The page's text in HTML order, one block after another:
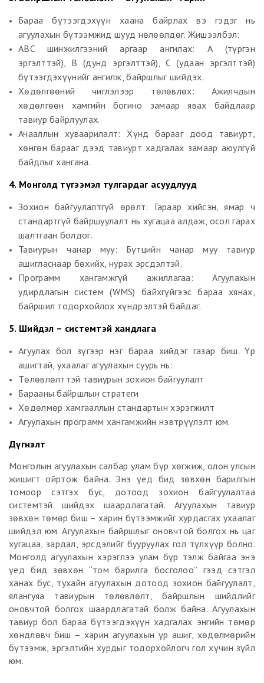
Бараа бүтээгдэхүүн хаана байрлах вэ гэдэг нь
агуулахын бүтээмжид шууд нөлөөлдөг. Жишээлбэл:
ABC шинжилгээний аргаар ангилах: А (түргэн
эргэлттэй), B (дунд эргэлттэй), C (удаан эргэлттэй)
бүтээгдэхүүнийг ангилж, байршлыг шийдэх.
Хөдөлгөөний чиглэлээр төлөвлөх: Ажилчдын
хөдөлгөөн хамгийн богино замаар явах байдлаар
тавиур байрлуулах.
Ачааллын хуваарилалт: Хүнд барааг доод тавиурт,
хөнгөн барааг дээд тавиурт хадгалах замаар аюулгүй
байдлыг хангана.
4. Монголд түгээмэл тулгардаг асуудлууд
Зохион байгуулалтгүй өрөлт: Гараар хийсэн, ямар ч
стандартгүй байршуулалт нь хугацаа алдаж, осол гарах
шалтгаан болдог.
Тавиурын чанар муу: Бүтцийн чанар муу тавиур
ашигласнаар бөхийх, нурах эрсдэлтэй.
Программ хангамжгүй ажиллагаа: Агуулахын
удирдлагын систем (WMS) байхгүйгээс бараа хянах,
байршил тодорхойлох хүндрэлтэй байдаг.
5. Шийдэл – системтэй хандлага
Агуулах бол зүгээр нэг бараа хийдэг газар биш. Үр
ашигтай, ухаалаг агуулахын суурь нь:
Төлөвлөлттэй тавиурын зохион байгуулалт
Барааны байршлын стратеги
Хөдөлмөр хамгааллын стандартын хэрэгжилт
Агуулахын программ хангамжийн нэвтрүүлэлт юм.
Дүгнэлт
Монголын агуулахын салбар улам бүр хөгжиж, олон улсын
жишигт ойртож байна. Энэ үед бид зөвхөн барилгын
томоор сэтгэх бус, дотоод зохион байгуулалтаа
системтэй шийдэх шаардлагатай. Агуулахын тавиур
зөвхөн төмөр биш – харин бүтээмжийг хурдасгах ухаалаг
шийдэл юм. Агуулахын байршлыг оновчтой болгох нь цаг
хугацаа, зардал, эрсдэлийг бууруулах гол түлхүүр болно.
Монголд агуулахын хэрэглээ улам бүр тэлж байгаа энэ
үед бид зөвхөн “том барилга босголоо” гээд сэтгэл
ханах бус, тухайн агуулахын дотоод зохион байгуулалт,
ялангуяа тавиурын төлөвлөлт, байршлын шийдлийг
оновчтой болгох шаардлагатай болж байна. Агуулахын
тавиур бол бараа бүтээгдэхүүн хадгалах энгийн төмөр
хөндлөвч биш – харин агуулахын үр ашиг, хөдөлмөрийн
бүтээмж, эргэлтийн хурдыг тодорхойлогч гол хүчин зүйл
юм.